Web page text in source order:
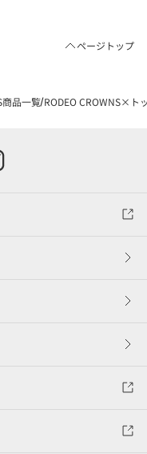
ページトップ
商品一覧 RODEO CROWNS×ト